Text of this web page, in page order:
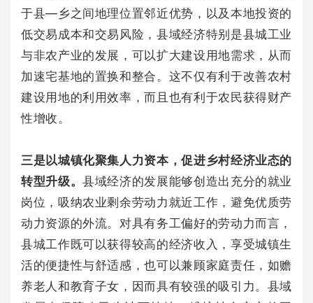
于县—乡之间地理位置邻近优势，以及本地投资的
低交易成本和交易风险，县域经济特别是县城工业
与非农产业的发展，可以扩大建设用地需求，从而
加速宅基地的置换和整合。这不仅有利于改善农村
建设用地的利用效率，而且也有利于农民获得财产
性增收。
三是以城镇化聚集人力资本，促进乡村经济业态的
转型升级。县域经济的发展能够创造出充分的就业
岗位，吸纳农业剩余劳动力就近工作，避免优质劳
动力资源的外流。对具有务工偏好的劳动力而言，
县城工作既可以获得较高的经济收入，享受城镇生
活的便捷性与舒适感，也可以兼顾家庭责任，如赡
养老人和教育子女，因而具有较强的吸引力。县域